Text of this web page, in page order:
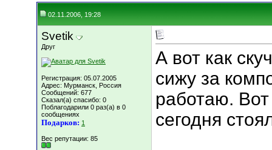
02.11.2006, 19:28
Svetik
Друг
Регистрация: 05.07.2005
Адрес: Мурманск, Россия
Сообщений: 677
Сказал(а) спасибо: 0
Поблагодарили 0 раз(а) в 0
сообщениях
Подарков: 1
Вес репутации: 85
А вот как
сижу за
работаю. Вот
сегодня